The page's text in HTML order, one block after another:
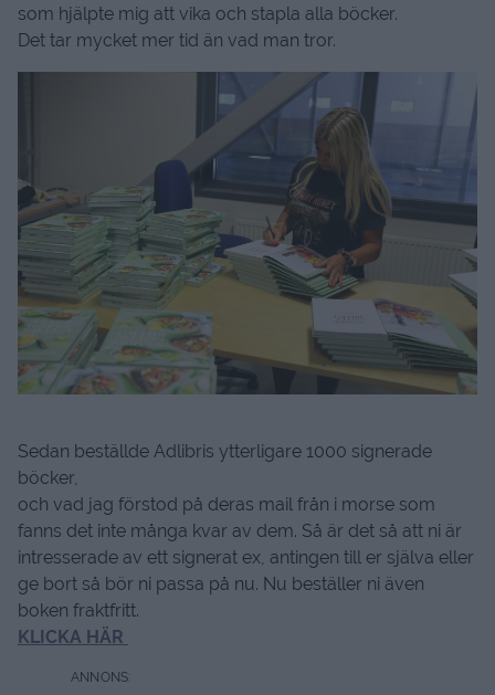
som hjälpte mig att vika och stapla alla böcker.
Det tar mycket mer tid än vad man tror.
Sedan beställde Adlibris ytterligare 1000 signerade
böcker,
och vad jag förstod på deras mail från i morse som
fanns det inte många kvar av dem. Så är det så att ni är
intresserade av ett signerat ex, antingen till er själva eller
ge bort så bör ni passa på nu. Nu beställer ni även
boken fraktfritt.
KLICKA HÄR